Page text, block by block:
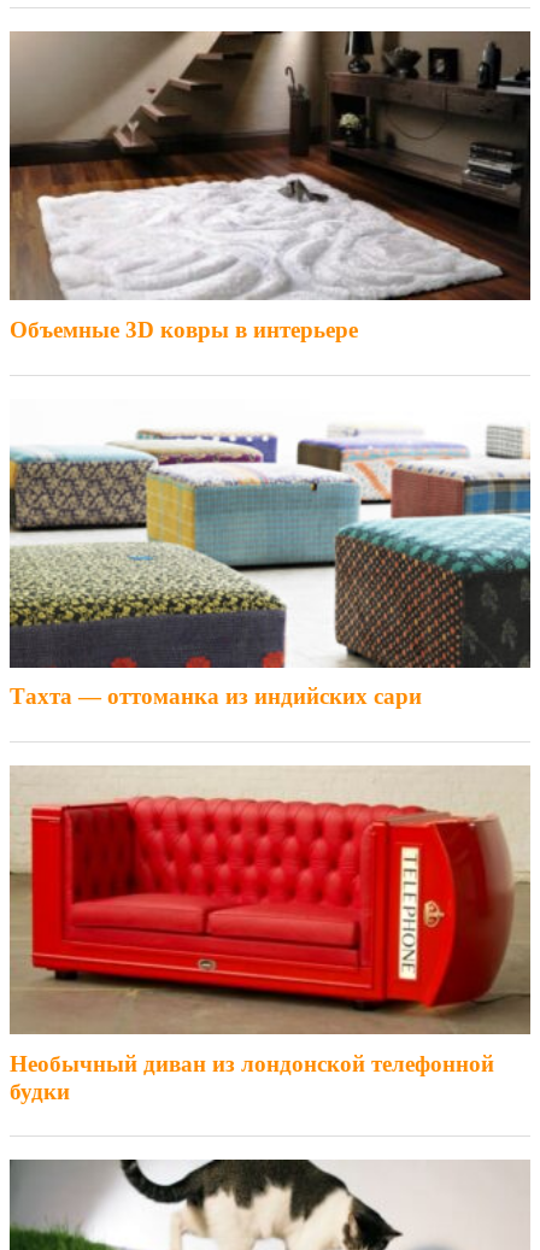
Объемные 3D ковры в интерьере
Тахта — оттоманка из индийских сари
Необычный диван из лондонской телефонной
будки